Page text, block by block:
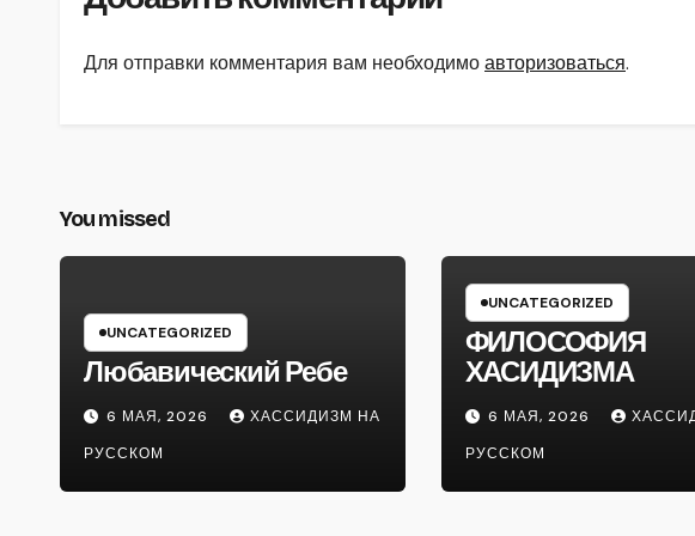
Для отправки комментария вам необходимоавторизоваться.
You missed
UNCATEGORIZED
Любавический Ребе
6 МАЯ, 2026
ХАССИДИЗМ НА
РУССКОМ
UNCATEGORIZED
ФИЛОСОФИЯ
ХАСИДИЗМА
6 МАЯ, 2026
РУССКОМ